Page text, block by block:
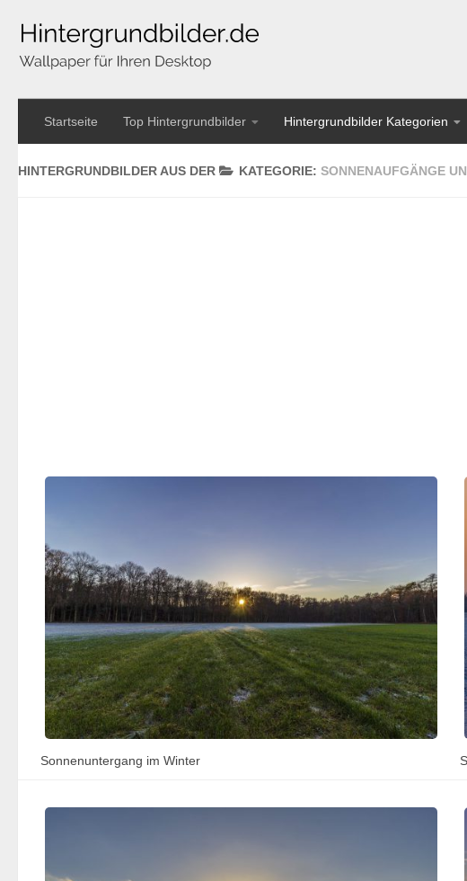
Startseite Top Hintergrundbilder Hintergrundbilder Kategorien
HINTERGRUNDBILDER AUS DER KATEGORIE:SONNENAUFGÄNGE
Sonnenuntergang im Winter